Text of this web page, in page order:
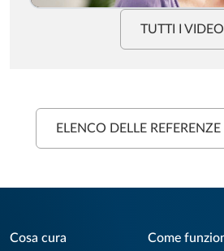
TUTTI I VIDEO
ELENCO DELLE
Cosa cura Come